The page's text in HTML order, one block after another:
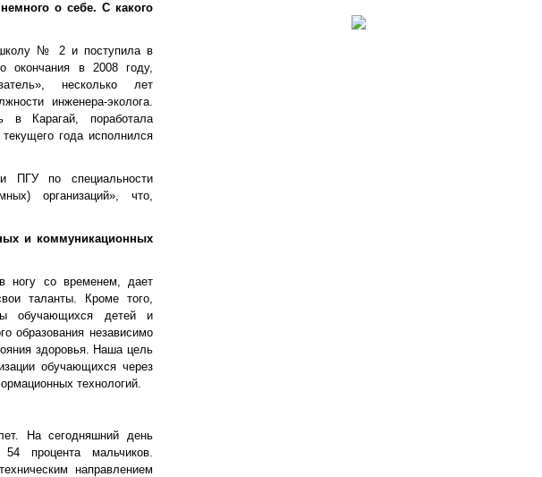
о себе. С какого
№ 2 и поступила в
окончания в 2008 году,
ватель», несколько лет
инженера-эколога.
в Карагай, поработала
года исполнился
ПГУ по специальности
организаций», что,
и коммуникационных
ногу со временем, дает
таланты. Кроме того,
обучающихся детей и
образования независимо
здоровья. Наша цель
обучающихся через
технологий.
На сегодняшний день
процента мальчиков.
направлением